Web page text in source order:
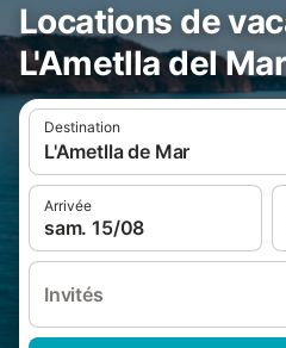
Locations de
L'Ametlla del Mar
Destination
L'Ametlla de Mar
Arrivée
sam. 15/08
Invités